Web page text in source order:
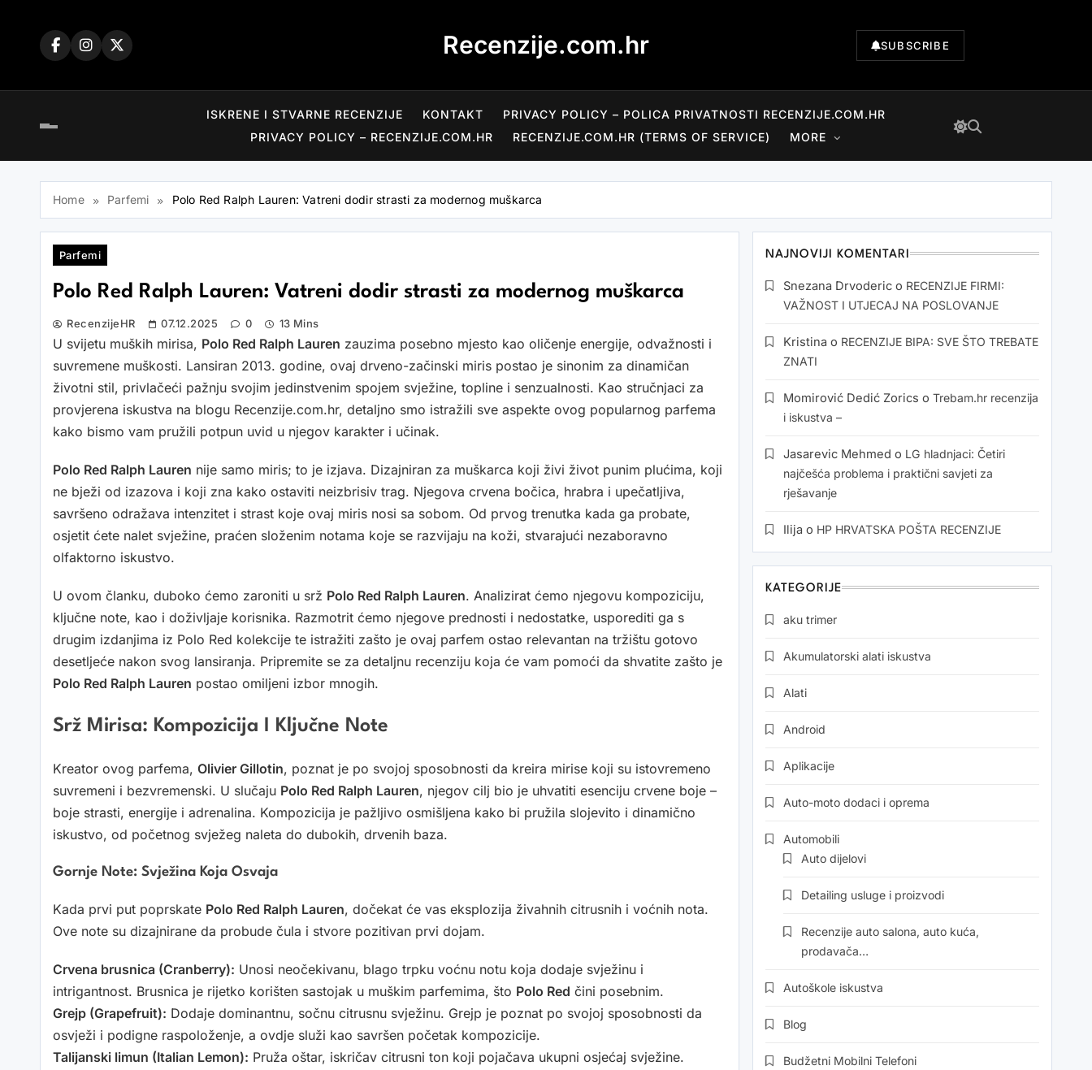
Recenzije.com.hr SUBSCRIBE
ISKRENE I STVARNE RECENZIJE KONTAKT
PRIVACY POLICY – POLICA PRIVATNOSTI RECENZIJE.COM.HR
PRIVACY POLICY – RECENZIJE.COM.HR
RECENZIJE.COM.HR (TERMS OF SERVICE) MORE
Home Parfemi Polo Red Ralph Lauren: Vatreni dodir strasti za modernog muškarca
Parfemi
Polo Red Ralph Lauren: Vatreni dodir strasti za modernog muškarca
RecenzijeHR 07.12.2025 0 13 Mins
U svijetu muških mirisa, Polo Red Ralph Lauren zauzima posebno mjesto kao oličenje energije, odvažnosti i
suvremene muškosti. Lansiran 2013. godine, ovaj drveno-začinski miris postao je sinonim za dinamičan
životni stil, privlačeći pažnju svojim jedinstvenim spojem svježine, topline i senzualnosti. Kao stručnjaci za
provjerena iskustva na blogu Recenzije.com.hr, detaljno smo istražili sve aspekte ovog popularnog parfema
kako bismo vam pružili potpun uvid u njegov karakter i učinak.
Polo Red Ralph Lauren nije samo miris; to je izjava. Dizajniran za muškarca koji živi život punim plućima, koji
ne bježi od izazova i koji zna kako ostaviti neizbrisiv trag. Njegova crvena bočica, hrabra i upečatljiva,
savršeno odražava intenzitet i strast koje ovaj miris nosi sa sobom. Od prvog trenutka kada ga probate,
osjetit ćete nalet svježine, praćen složenim notama koje se razvijaju na koži, stvarajući nezaboravno
olfaktorno iskustvo.
U ovom članku, duboko ćemo zaroniti u srž Polo Red Ralph Lauren. Analizirat ćemo njegovu kompoziciju,
ključne note, kao i doživljaje korisnika. Razmotrit ćemo njegove prednosti i nedostatke, usporediti ga s
drugim izdanjima iz Polo Red kolekcije te istražiti zašto je ovaj parfem ostao relevantan na tržištu gotovo
desetljeće nakon svog lansiranja. Pripremite se za detaljnu recenziju koja će vam pomoći da shvatite zašto je
Polo Red Ralph Lauren postao omiljeni izbor mnogih.
Srž Mirisa: Kompozicija I Ključne Note
Kreator ovog parfema, Olivier Gillotin, poznat je po svojoj sposobnosti da kreira mirise koji su istovremeno
suvremeni i bezvremenski. U slučaju Polo Red Ralph Lauren, njegov cilj bio je uhvatiti esenciju crvene boje –
boje strasti, energije i adrenalina. Kompozicija je pažljivo osmišljena kako bi pružila slojevito i dinamično
iskustvo, od početnog svježeg naleta do dubokih, drvenih baza.
Gornje Note: Svježina Koja Osvaja
Kada prvi put poprskate Polo Red Ralph Lauren, dočekat će vas eksplozija živahnih citrusnih i voćnih nota.
Ove note su dizajnirane da probude čula i stvore pozitivan prvi dojam.
Crvena brusnica (Cranberry): Unosi neočekivanu, blago trpku voćnu notu koja dodaje svježinu i
intrigantnost. Brusnica je rijetko korišten sastojak u muškim parfemima, što Polo Red čini posebnim.
Grejp (Grapefruit): Dodaje dominantnu, sočnu citrusnu svježinu. Grejp je poznat po svojoj sposobnosti da
osvježi i podigne raspoloženje, a ovdje služi kao savršen početak kompozicije.
Talijanski limun (Italian Lemon): Pruža oštar, iskričav citrusni ton koji pojačava ukupni osjećaj svježine.
NAJNOVIJI KOMENTARI
Snezana Drvoderic o RECENZIJE FIRMI:
VAŽNOST I UTJECAJ NA POSLOVANJE
Kristina o RECENZIJE BIPA: SVE ŠTO TREBATE
ZNATI
Momirović Dedić Zorics o Trebam.hr recenzija
i iskustva –
Jasarevic Mehmed o LG hladnjaci: Četiri
najčešća problema i praktični savjeti za
rješavanje
Ilija o HP HRVATSKA POŠTA RECENZIJE
KATEGORIJE
aku trimer
Akumulatorski alati iskustva
Alati
Android
Aplikacije
Auto-moto dodaci i oprema
Automobili
Auto dijelovi
Detailing usluge i proizvodi
Recenzije auto salona, auto kuća,
prodavača…
Autoškole iskustva
Blog
Budžetni Mobilni Telefoni